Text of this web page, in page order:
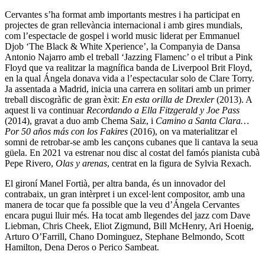
Cervantes s’ha format amb importants mestres i ha participat en
projectes de gran rellevància internacional i amb gires mundials,
com l’espectacle de gospel i world music liderat per Emmanuel
Djob ‘The Black & White Xperience’, la Companyia de Dansa
Antonio Najarro amb el treball ‘Jazzing Flamenc’ o el tribut a Pink
Floyd que va realitzar la magnífica banda de Liverpool Brit Floyd,
en la qual Ángela donava vida a l’espectacular solo de Clare Torry.
Ja assentada a Madrid, inicia una carrera en solitari amb un primer
treball discogràfic de gran èxit: En esta orilla de Drexler(2013). A
aquest li va continuar Recordando a Ella Fitzgerald y Joe Pass
(2014), gravat a duo amb Chema Saiz, i Camino a Santa Clara…
Por 50 años más con los Fakires (2016), on va materialitzar el
somni de retrobar-se amb les cançons cubanes que li cantava la seua
güela. En 2021 va estrenar nou disc al costat del famós pianista cubà
Pepe Rivero, Olas y arenas, centrat en la figura de Sylvia Rexach.
El gironí Manel Fortià, per altra banda, és un innovador del
contrabaix, un gran intèrpret i un excel·lent compositor, amb una
manera de tocar que fa possible que la veu d’Ángela Cervantes
encara pugui lluir més. Ha tocat amb llegendes del jazz com Dave
Liebman, Chris Cheek, Eliot Zigmund, Bill McHenry, Ari Hoenig,
Arturo O’Farrill, Chano Dominguez, Stephane Belmondo, Scott
Hamilton, Dena Deros o Perico Sambeat.